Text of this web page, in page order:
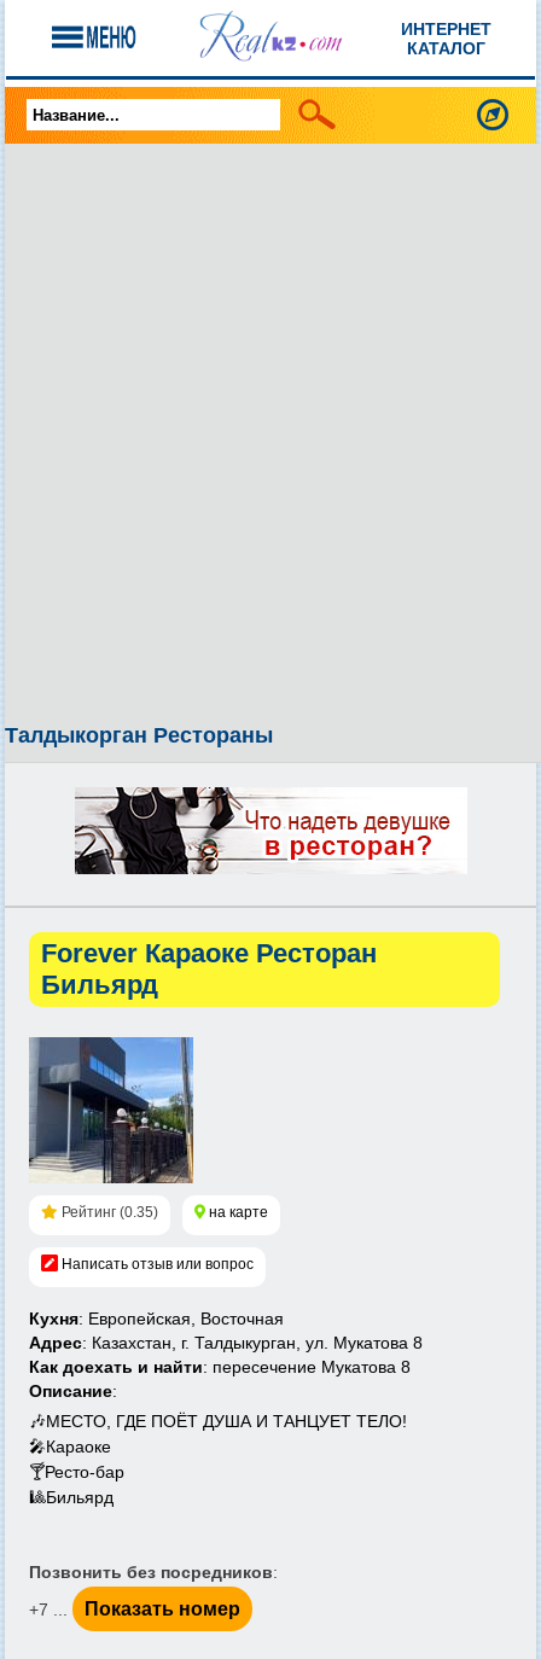
ИНТЕРНЕТ
КАТАЛОГ
Талдыкорган Рестораны
Forever Караоке Ресторан
Бильярд
Рейтинг (0.35) на карте
Написать отзыв или вопрос
Кухня: Европейская, Восточная
Адрес: Казахстан, г. Талдыкурган, ул. Мукатова 8
Как доехать и найти: пересечение Мукатова 8
Описание:
🎶МЕСТО, ГДЕ ПОЁТ ДУША И ТАНЦУЕТ ТЕЛО!
🎤Караоке
🍸Ресто-бар
🎱Бильярд
Позвонить без посредников:
+7 ...
Показать номер